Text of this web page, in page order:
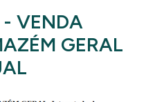
VENDA
GERAL